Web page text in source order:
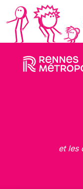
et les